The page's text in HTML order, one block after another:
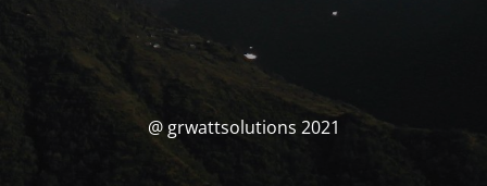
@ grwattsolutions 2021